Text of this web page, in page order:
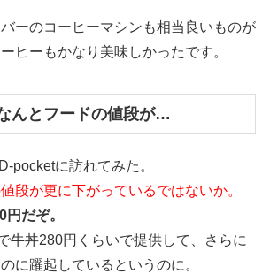
ーのコーヒーマシンも相当良いものが
ヒーもかなり美味しかったです。
んとフードの値段が…
pocketに訪れてみた。
段が更に下がっているではないか。
だぞ。
牛丼280円くらいで提供して、さらに
に躍起しているというのに。